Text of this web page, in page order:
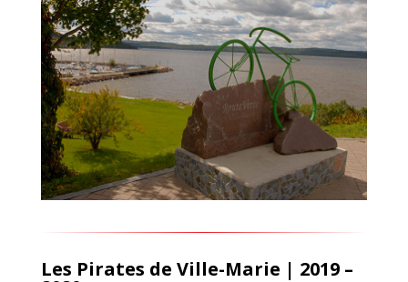
Les Pirates de Ville-Marie | 2019 –